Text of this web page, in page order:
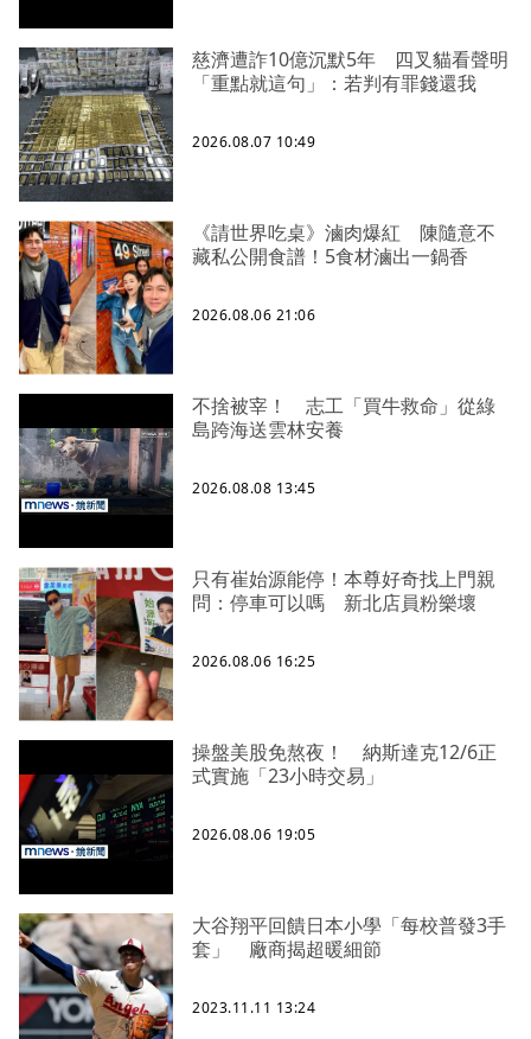
慈濟遭詐10億沉默5年 四叉貓看聲明
「重點就這句」：若判有罪錢還我
2026.08.07 10:49
《請世界吃桌》滷肉爆紅 陳隨意不
藏私公開食譜！5食材滷出一鍋香
2026.08.06 21:06
不捨被宰！ 志工「買牛救命」從綠
島跨海送雲林安養
2026.08.08 13:45
只有崔始源能停！本尊好奇找上門親
問：停車可以嗎 新北店員粉樂壞
2026.08.06 16:25
操盤美股免熬夜！ 納斯達克12/6正
式實施「23小時交易」
2026.08.06 19:05
大谷翔平回饋日本小學「每校普發3手
套」 廠商揭超暖細節
2023.11.11 13:24